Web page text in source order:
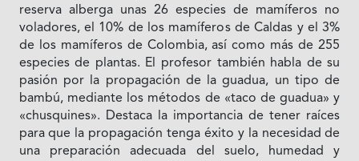
reserva alberga unas 26 especies de mamíferos no
voladores, el 10% de los mamíferos de Caldas y el 3%
de los mamíferos de Colombia, así como más de 255
especies de plantas. El profesor también habla de su
pasión por la propagación de la guadua, un tipo de
bambú, mediante los métodos de «taco de guadua» y
«chusquines». Destaca la importancia de tener raíces
para que la propagación tenga éxito y la necesidad de
una preparación adecuada del suelo, humedad y